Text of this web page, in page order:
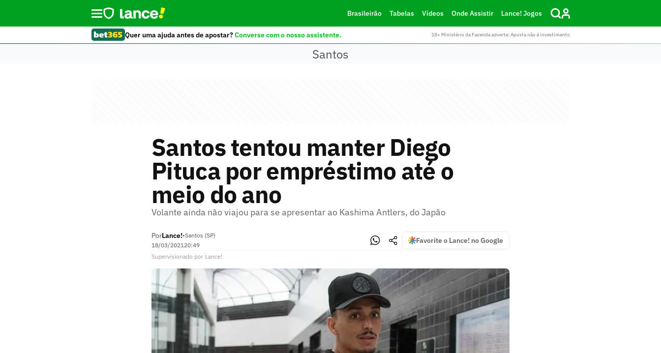
Brasileirão Tabelas Vídeos Onde Assistir Lance! Jogos
Quer uma ajuda antes de apostar?Converse com o nosso assistente. 18+ Ministério da Fazenda adverte: Aposta não é investimento
Santos
Santos tentou manter Diego
Pituca por empréstimo até o
meio do ano
Volante ainda não viajou para se apresentar ao Kashima Antlers, do Japão
PorLance!•Santos (SP)
18/03/202120:49
Favorite o Lance! no Google
Supervisionado por Lance!